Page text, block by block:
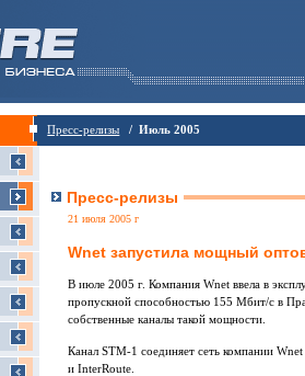
Пресс-релизы / Июль 2005
Пресс-релизы
21 июля 2005 г
Wnet запустила мощный
В июле 2005 г. Компания Wnet ввела в
пропускной способностью 155 Мбит/c в
собственные каналы такой мощности.
Канал STM-1 соединяет сеть компании
и InterRoute.